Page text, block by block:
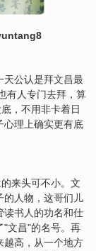
天公认是拜文昌最
有人专门去拜，算
，不用非卡着日
心理上确实更有底
来头可不小。文
的人物，这哥们儿
读书人的功名和仕
"文昌"的名号。再
越高，从一个地方